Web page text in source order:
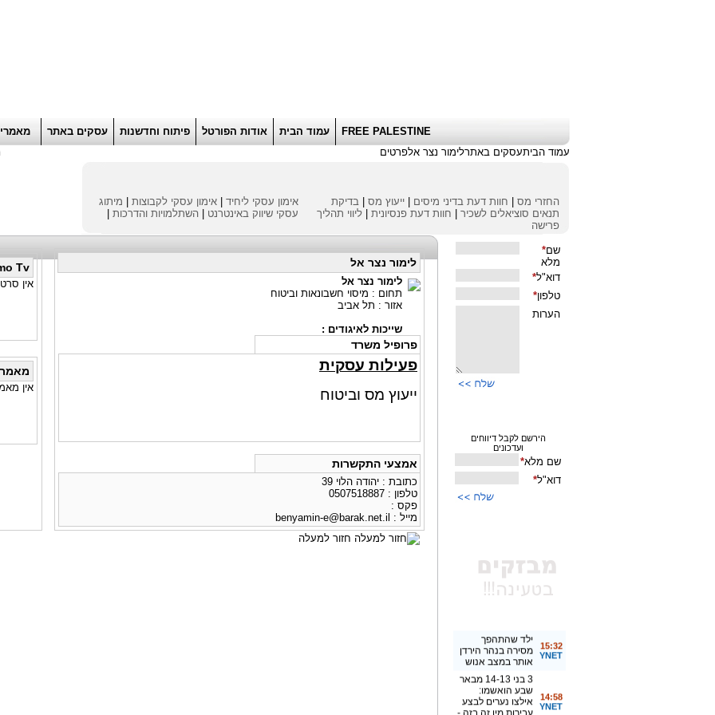
FREE PALESTINE עמוד הבית אודות הפורטל פיתוח וחדשנות עסקים באתר
עמוד הביתעסקים באתרלימור נצר אלפרטים
החזרי מס חוות דעת בדיני מיסים ייעוץ מס
בדיקת
תנאים סוציאלים לשכיר
חוות דעת פנסיונית
ליווי תהליך
פרישה
אימון עסקי ליחיד אימון עסקי לקבוצות
מיתוג
עסקי שיווק באינטרנט השתלמויות והדרכות
לימור נצר אל
לימור נצר אל
תחום : מיסוי חשבונאות וביטוח
אזור : תל אביב
שייכות לאיגודים :
פרופיל משרד
פעילות עסקית
ייעוץ מס וביטוח
אמצעי התקשרות
כתובת : יהודה הלוי 39
טלפון : 0507518887
פקס :
מייל : benyamin-e@barak.net.il
Tv
אין
אין
חזור למעלה